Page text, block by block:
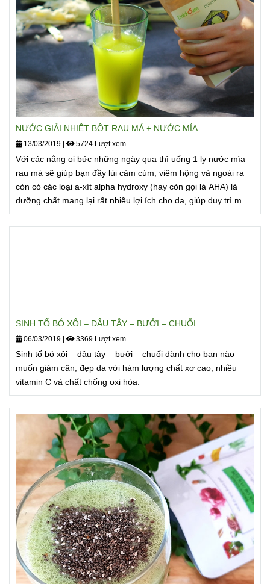
NƯỚC GIẢI NHIỆT BỘT RAU MÁ + NƯỚC MÍA
13/03/2019 | 5724 Lượt xem
Với các nắng oi bức những ngày qua thì uống 1 ly nước mìa
rau má sẽ giúp bạn đầy lùi cảm cúm, viêm hộng và ngoài ra
còn có các loại a-xít alpha hydroxy (hay còn gọi là AHA) là
dưỡng chất mang lại rất nhiều lợi ích cho da, giúp duy trì một
làn da khỏe đẹp. Chúng có công dụng ngăn ngừa mụn, làm
giảm các nốt mụn sưng tấy, ngăn ngừa lão hóa, dưỡng ẩm
SINH TỐ BÓ XÔI – DÂU TÂY – BƯỞI – CHUỐI
06/03/2019| 3369 Lượt xem
Sinh tố bó xôi – dâu tây – bưởi – chuối dành cho bạn nào
muốn giảm cân, đẹp da với hàm lượng chất xơ cao, nhiều
vitamin C và chất chống oxi hóa.